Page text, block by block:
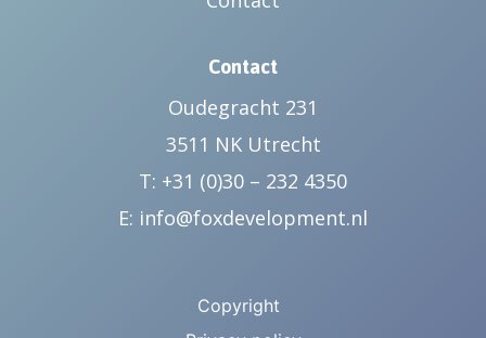
Contact
Oudegracht 231
3511 NK Utrecht
T: +31 (0)30 – 232 4350
E: info@foxdevelopment.nl
Copyright